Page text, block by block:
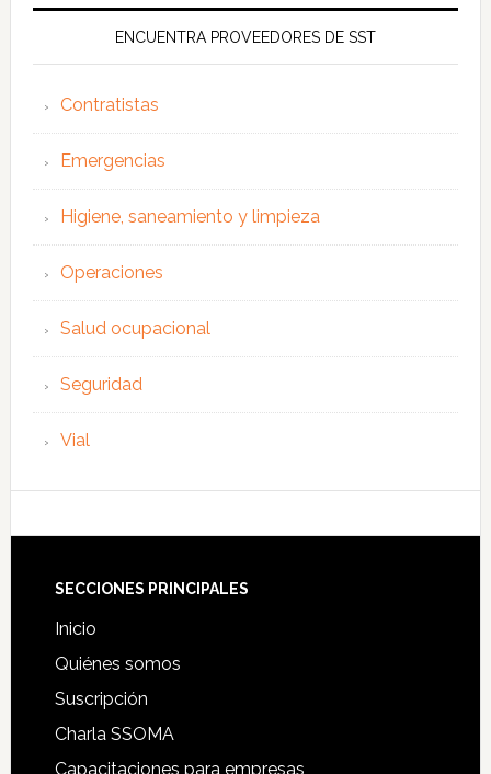
ENCUENTRA PROVEEDORES DE SST
Contratistas
Emergencias
Higiene, saneamiento y limpieza
Operaciones
Salud ocupacional
Seguridad
Vial
Footer
SECCIONES PRINCIPALES
Inicio
Quiénes somos
Suscripción
Charla SSOMA
Capacitaciones para empresas